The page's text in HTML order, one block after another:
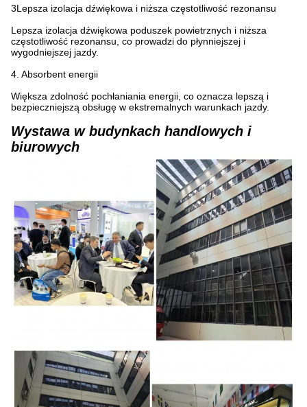
3Lepsza izolacja dźwiękowa i niższa częstotliwość rezonansu
Lepsza izolacja dźwiękowa poduszek powietrznych i niższa
częstotliwość rezonansu, co prowadzi do płynniejszej i
wygodniejszej jazdy.
4. Absorbent energii
Większa zdolność pochłaniania energii, co oznacza lepszą i
bezpieczniejszą obsługę w ekstremalnych warunkach jazdy.
Wystawa w budynkach handlowych i
biurowych